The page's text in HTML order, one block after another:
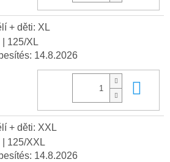
+ děti: XL
| 125/XL
14.8.2026
+ děti: XXL
| 125/XXL
14.8.2026